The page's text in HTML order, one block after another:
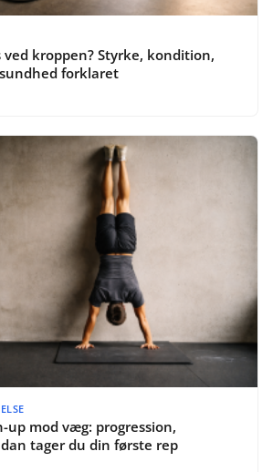
ved kroppen? Styrke, kondition,
forklaret
up mod væg: progression,
tager du din første rep